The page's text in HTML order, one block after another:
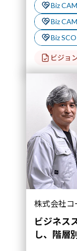
Biz
Biz
Biz
ビジョ
株式会社コ
ビジネス
し、階層